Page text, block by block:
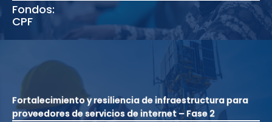
Fondos:
CPF
Fortalecimiento y resiliencia de infraestructura para
proveedores de servicios de internet – Fase 2